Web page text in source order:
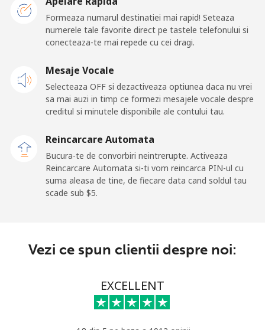
fix
⁦44.9c⁩ 22 min pentru ⁦$10⁩ -
⁦77.5c⁩ 12 min pentru ⁦$10⁩ -
⁦70.5c⁩ 14 min pentru ⁦$10⁩
Belgium
⁦3.9c⁩
22 min pentru ⁦$10⁩
Formeaza numarul destinatiei mai rapid! Seteaza
numerele tale favorite direct pe tastele telefonului si
conecteaza-te mai repede cu cei dragi.
Mesaje Vocale
Selecteaza OFF si dezactiveaza optiunea daca nu vrei
sa mai auzi in timp ce formezi mesajele vocale despre
creditul si minutele disponibile ale contului tau.
Reincarcare Automata
Bucura-te de convorbiri neintrerupte. Activeaza
Reincarcare Automata si-ti vom reincarca PIN-ul cu
suma aleasa de tine, de fiecare data cand soldul tau
scade sub ⁦$5⁩.
Vezi ce spun clientii despre noi:
EXCELLENT